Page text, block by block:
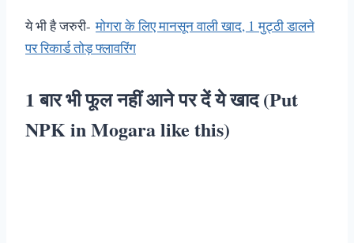
ये भी है जरुरी-मोगरा के लिए मानसून वाली खाद, 1 मुट्ठी डालने
पर रिकार्ड तोड़ फ्लावरिंग
1 बार भी फूल नहीं आने पर दें ये खाद (Put
NPK in Mogara like this)